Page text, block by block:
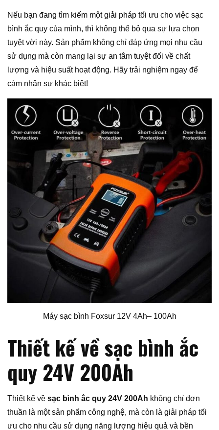
Nếu bạn đang tìm kiếm một giải pháp tối ưu cho việc sạc
bình ắc quy của mình, thì không thể bỏ qua sự lựa chọn
tuyệt vời này. Sản phẩm không chỉ đáp ứng mọi nhu cầu
sử dụng mà còn mang lại sự an tâm tuyệt đối về chất
lượng và hiệu suất hoạt động. Hãy trải nghiệm ngay để
cảm nhận sự khác biệt!
Máy sạc bình Foxsur 12V 4Ah– 100Ah
Thiết kế về sạc bình ắc
quy 24V 200Ah
Thiết kế về sạc bình ắc quy 24V 200Ah không chỉ đơn
thuần là một sản phẩm công nghệ, mà còn là giải pháp tối
ưu cho nhu cầu sử dụng năng lượng hiệu quả và bền